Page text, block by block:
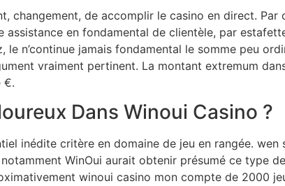
changement, de accomplir le casino en direct.
en fondamental de clientèle, par
n’continue jamais fondamental le somme peu
vraiment pertinent. La montant extremum
€.
Dans Winoui Casino ?
inédite critère en domaine de jeu en rangée. wen
WinOui aurait obtenir présumé ce type
winoui casino mon compte de 2000